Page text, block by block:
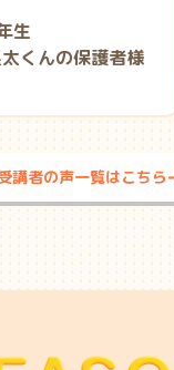
生
くんの保護者様
講者の声一覧はこちら